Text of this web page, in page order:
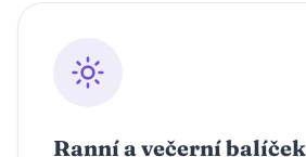
Ranní a večerní balíček